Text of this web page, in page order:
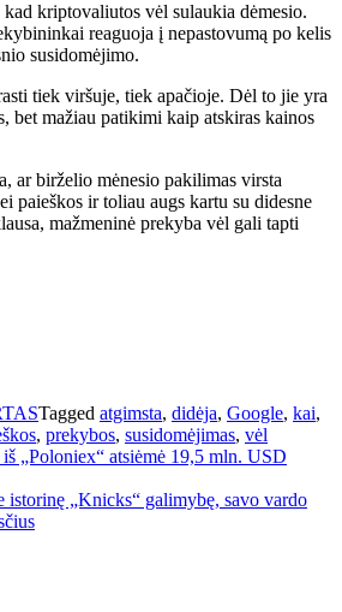
kriptovaliutos vėl sulaukia dėmesio.
reaguoja į nepastovumą po kelis
susidomėjimo.
tiek viršuje, tiek apačioje. Dėl to jie yra
bet mažiau patikimi kaip atskiras kainos
ar birželio mėnesio pakilimas virsta
paieškos ir toliau augs kartu su didesne
mažmeninė prekyba vėl gali tapti
Tagged atgimsta, didėja, Google, kai,
, prekybos, susidomėjimas, vėl
iš „Poloniex“ atsiėmė 19,5 mln. USD
istorinę „Knicks“ galimybę, savo vardo